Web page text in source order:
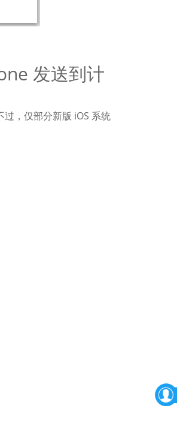
发送到计
，仅部分新版 iOS 系统